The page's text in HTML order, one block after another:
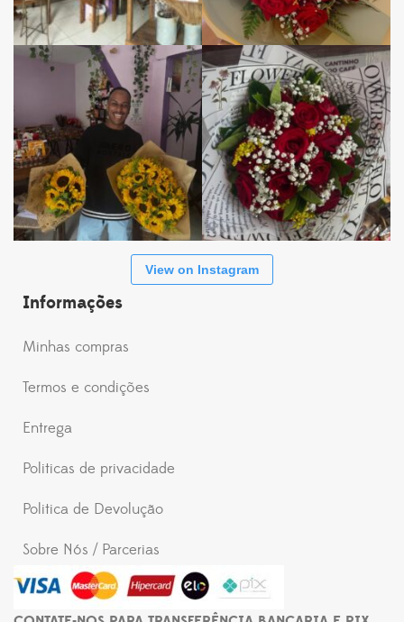
View on Instagram
Informações
Minhas compras
Termos e condições
Entrega
Politicas de privacidade
Politica de Devolução
Sobre Nós / Parcerias